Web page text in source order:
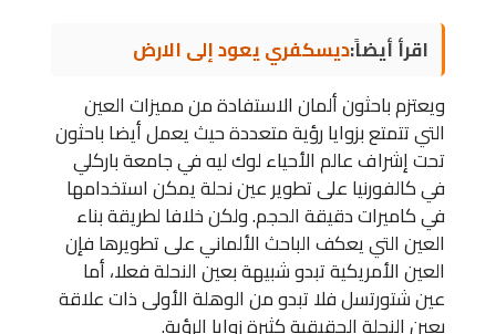
اقرأ أيضاً:ديسكفري يعود إلى الارض
ويعتزم باحثون ألمان الاستفادة من مميزات العين
التي تتمتع بزوايا رؤية متعددة حيث يعمل أيضا باحثون
تحت إشراف عالم الأحياء لوك ليه في جامعة باركلي
في كالفورنيا على تطوير عين نحلة يمكن استخدامها
في كاميرات دقيقة الحجم. ولكن خلافا لطريقة بناء
العين التي يعكف الباحث الألماني على تطويرها فإن
العين الأمريكية تبدو شبيهة بعين النحلة فعلا، أما
عين شتورتسل فلا تبدو من الوهلة الأولى ذات علاقة
بعين النحلة الحقيقية كثيرة زوايا الرؤية.